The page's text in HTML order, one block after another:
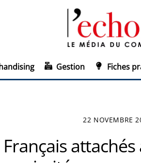
Gestion Fiches
22 NOVEMBRE
Français